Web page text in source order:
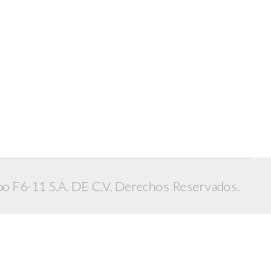
11 S.A. DE C.V. Derechos Reservados.